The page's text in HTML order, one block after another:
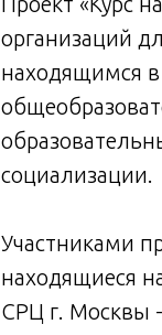
организаций
находящимся
социализации.
Участниками
находящиеся
СРЦ г. Москвы